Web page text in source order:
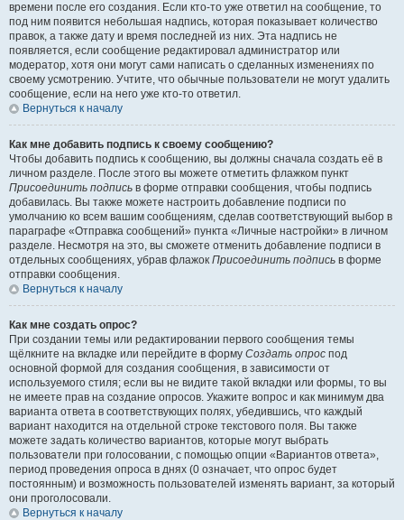
времени после его создания. Если кто-то уже ответил на сообщение, то
под ним появится небольшая надпись, которая показывает количество
правок, а также дату и время последней из них. Эта надпись не
появляется, если сообщение редактировал администратор или
модератор, хотя они могут сами написать о сделанных изменениях по
своему усмотрению. Учтите, что обычные пользователи не могут удалить
сообщение, если на него уже кто-то ответил.
Вернуться к началу
Как мне добавить подпись к своему сообщению?
Чтобы добавить подпись к сообщению, вы должны сначала создать её в
личном разделе. После этого вы можете отметить флажком пункт
Присоединить подпись в форме отправки сообщения, чтобы подпись
добавилась. Вы также можете настроить добавление подписи по
умолчанию ко всем вашим сообщениям, сделав соответствующий выбор в
параграфе «Отправка сообщений» пункта «Личные настройки» в личном
разделе. Несмотря на это, вы сможете отменить добавление подписи в
отдельных сообщениях, убрав флажок Присоединить подпись в форме
отправки сообщения.
Вернуться к началу
Как мне создать опрос?
При создании темы или редактировании первого сообщения темы
щёлкните на вкладке или перейдите в форму Создать опрос под
основной формой для создания сообщения, в зависимости от
используемого стиля; если вы не видите такой вкладки или формы, то вы
не имеете прав на создание опросов. Укажите вопрос и как минимум два
варианта ответа в соответствующих полях, убедившись, что каждый
вариант находится на отдельной строке текстового поля. Вы также
можете задать количество вариантов, которые могут выбрать
пользователи при голосовании, с помощью опции «Вариантов ответа»,
период проведения опроса в днях (0 означает, что опрос будет
постоянным) и возможность пользователей изменять вариант, за который
они проголосовали.
Вернуться к началу